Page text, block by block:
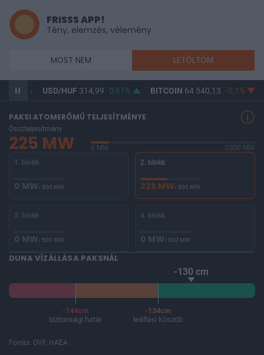
FRISSS APP!
Tény, elemzés, vélemény
MOST NEM LETÖLTÖM
0,5% USD/HUF314,99 0,61% BITCOIN64 540,13 -0,1%
PAKSI ATOMERŐMŰ TELJESÍTMÉNYE
Összteljesítmény
225 MW 0 MW
2000 MW
1. blokk
0 MW/ 500 MW
2. blokk
225 MW/ 500 MW
3. blokk
0 MW/ 500 MW
4. blokk
0 MW/ 500 MW
DUNA VÍZÁLLÁSA PAKSNÁL
-130 cm
-144cm
biztonsági határ
-134cm
leállási küszöb
Forrás: OVF, HAEA